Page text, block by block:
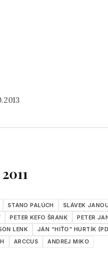
STANO PALÚCH
SLÁVEK
PETER KEFO ŠRANK PETER
LENK
JÁN “HIŤO” HURTÍK
ARCCUS
ANDREJ MIKO